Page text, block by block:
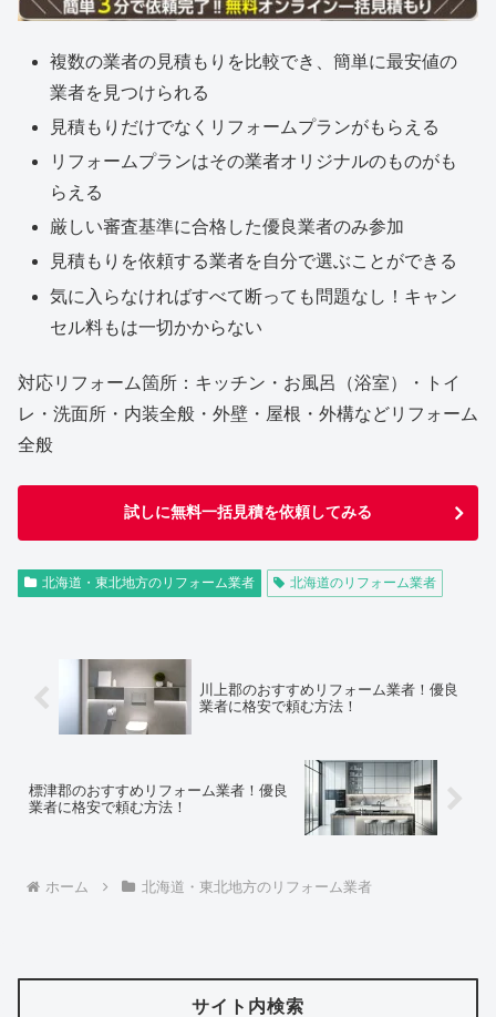
複数の業者の見積もりを比較でき、簡単に最安値の
業者を見つけられる
見積もりだけでなくリフォームプランがもらえる
リフォームプランはその業者オリジナルのものがも
らえる
厳しい審査基準に合格した優良業者のみ参加
見積もりを依頼する業者を自分で選ぶことができる
気に入らなければすべて断っても問題なし！キャン
セル料もは一切かからない
対応リフォーム箇所：キッチン・お風呂（浴室）・トイ
レ・洗面所・内装全般・外壁・屋根・外構などリフォーム
全般
試しに無料一括見積を依頼してみる
北海道・東北地方のリフォーム業者 北海道のリフォーム業者
川上郡のおすすめリフォーム業者！優良
業者に格安で頼む方法！
標津郡のおすすめリフォーム業者！優良
業者に格安で頼む方法！
ホーム 北海道・東北地方のリフォーム業者
サイト内検索